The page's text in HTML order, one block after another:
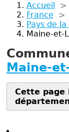
Accueil
>
France
>
Pays de la
Maine-et-
Maine-
Cette page